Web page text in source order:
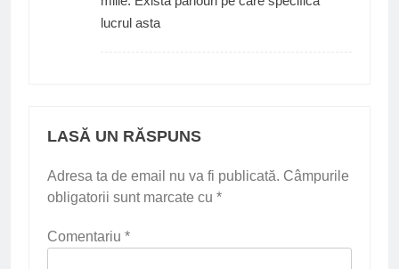
lucrul asta
LASĂ UN RĂSPUNS
Adresa ta de email nu va fi publicată. Câmpurile
obligatorii sunt marcate cu *
Comentariu *